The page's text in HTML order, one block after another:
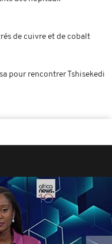
de cuivre et de cobalt
pour rencontrer Tshisekedi